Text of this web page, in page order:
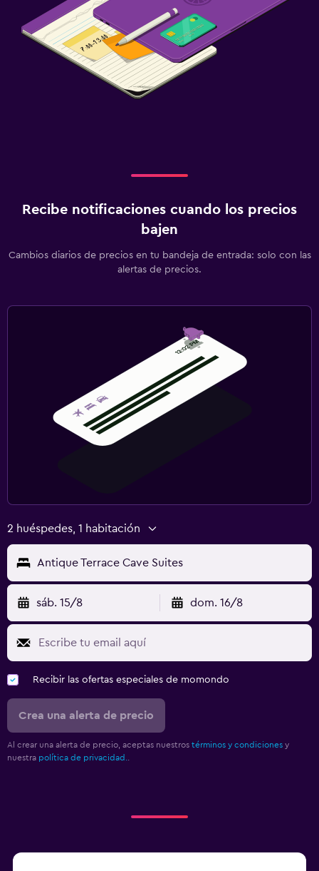
Recibe notificaciones cuando los precios
bajen
Cambios diarios de precios en tu bandeja de entrada: solo con las
alertas de precios.
2 huéspedes, 1 habitación
Antique Terrace Cave Suites
sáb. 15/8 dom. 16/8
Recibir las ofertas especiales de momondo
Crea una alerta de precio
Al crear una alerta de precio, aceptas nuestros términos y condiciones y
nuestra política de privacidad.